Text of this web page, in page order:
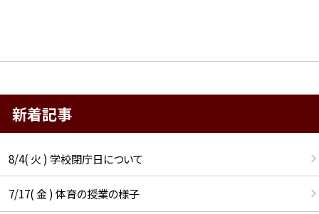
新着記事
8/4( 火 ) 学校閉庁日について
7/17( 金 ) 体育の授業の様子